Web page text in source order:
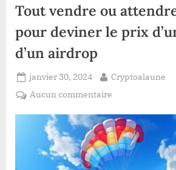
Tout vendre ou
pour deviner le prix
d’un airdrop
Posted
on
janvier 30, 2024 By
Cryptoalaune
Aucun commentaire
vendre
ou
attendre
?